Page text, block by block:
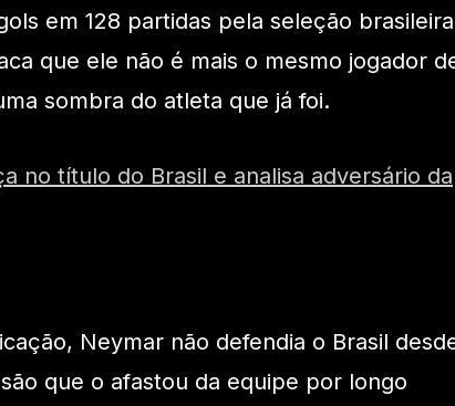
em 128 partidas pela seleção
que ele não é mais o mesmo jogador
sombra do atleta que já foi.
no título do Brasil e analisa adversário da
Neymar não defendia o Brasil
que o afastou da equipe por longo